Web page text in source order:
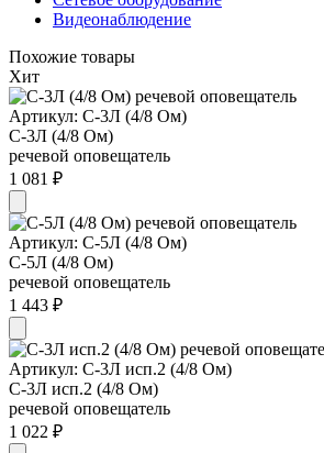
Видеонаблюдение
Похожие товары
Хит
Артикул: С-3Л (4/8 Ом)
С-3Л (4/8 Ом)
речевой оповещатель
1 081 ₽
Артикул: С-5Л (4/8 Ом)
С-5Л (4/8 Ом)
речевой оповещатель
1 443 ₽
Артикул: С-3Л исп.2 (4/8 Ом)
С-3Л исп.2 (4/8 Ом)
речевой оповещатель
1 022 ₽